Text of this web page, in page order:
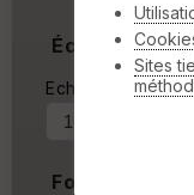
Échelle
Echelle
Fond de carte
Sites